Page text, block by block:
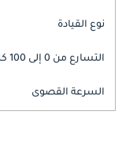
نوع القيادة
التسارع من 0 إلى 100 كلم بالساعة
السرعة القصوى